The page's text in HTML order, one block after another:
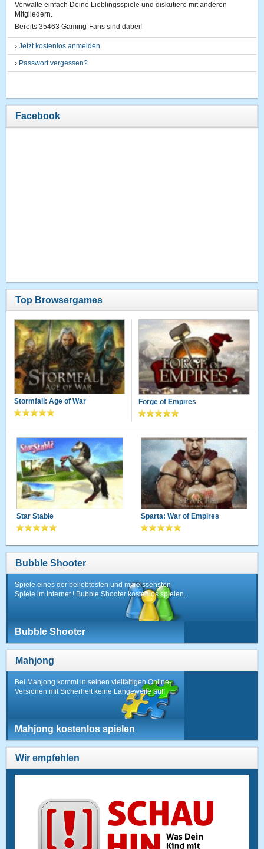
Verwalte einfach Deine Lieblingsspiele und diskutiere mit anderen
Mitgliedern.
Bereits 35463 Gaming-Fans sind dabei!
›Jetzt kostenlos anmelden
› Passwort vergessen?
Facebook
Top Browsergames
Stormfall: Age of War Forge of Empires
Star Stable Sparta: War of Empires
Bubble Shooter
Spiele eines der beliebtesten und mitreissensten
Spiele im Internet ! Bubble Shooter kostenlos spielen.
Bubble Shooter
Mahjong
Bei Mahjong kommt in seinen vielfältigen Online-
Versionen mit Sicherheit keine Langeweile auf!
Mahjong kostenlos spielen
Wir empfehlen